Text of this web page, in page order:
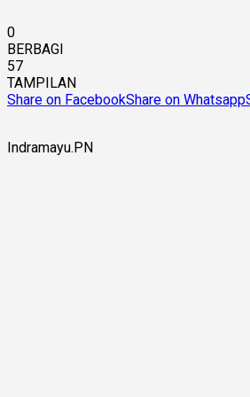
0
BERBAGI
57
TAMPILAN
Share on FacebookShare on Whatsapp
Indramayu.PN